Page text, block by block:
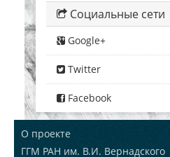
Социальные сети
Google+
Twitter
Facebook
О проекте
ГГМ РАН им. В.И. Вернадского